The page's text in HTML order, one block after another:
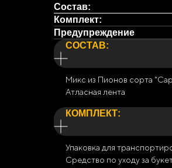
Состав:
Комплект:
Предупреждение
СОСТАВ:
Микс из Пионов сорта
Атласная лента
КОМПЛЕКТ:
Упаковка для
Средство по уходу за